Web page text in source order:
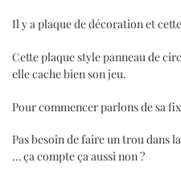
Il y a plaque de décoration et
Cette plaque style panneau de
elle cache bien son jeu.
Pour commencer parlons de sa
Pas besoin de faire un trou dans
… ça compte ça aussi non ?